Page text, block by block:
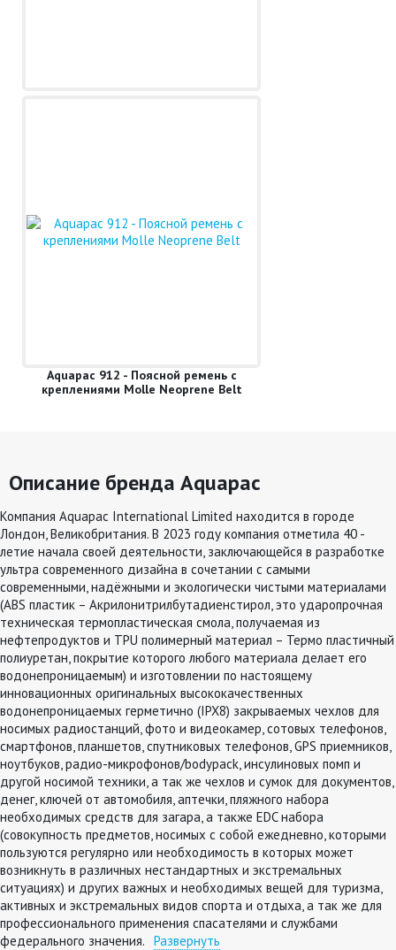
Aquapac 912 - Поясной ремень с
креплениями Molle Neoprene Belt
Описание бренда Aquapac
Компания Aquapac International Limited находится в городе
Лондон, Великобритания. В 2023 году компания отметила 40 -
летие начала своей деятельности, заключающейся в разработке
ультра современного дизайна в сочетании с самыми
современными, надёжными и экологически чистыми материалами
(ABS пластик – Акрилонитрилбутадиенстирол, это ударопрочная
техническая термопластическая смола, получаемая из
нефтепродуктов и TPU полимерный материал – Термо пластичный
полиуретан, покрытие которого любого материала делает его
водонепроницаемым) и изготовлении по настоящему
инновационных оригинальных высококачественных
водонепроницаемых герметично (IPX8) закрываемых чехлов для
носимых радиостанций, фото и видеокамер, сотовых телефонов,
смартфонов, планшетов, спутниковых телефонов, GPS приемников,
ноутбуков, радио-микрофонов/bodypack, инсулиновых помп и
другой носимой техники, а так же чехлов и сумок для документов,
денег, ключей от автомобиля, аптечки, пляжного набора
необходимых средств для загара, а также EDC набора
(совокупность предметов, носимых с собой ежедневно, которыми
пользуются регулярно или необходимость в которых может
возникнуть в различных нестандартных и экстремальных
ситуациях) и других важных и необходимых вещей для туризма,
активных и экстремальных видов спорта и отдыха, а так же для
профессионального применения спасателями и службами
федерального значения. Развернуть